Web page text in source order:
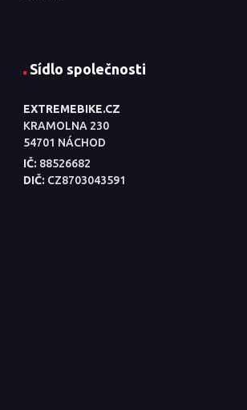
Sídlo společnosti
EXTREMEBIKE.CZ
KRAMOLNA 230
54701 NÁCHOD
IČ: 88526682
DIČ: CZ8703043591